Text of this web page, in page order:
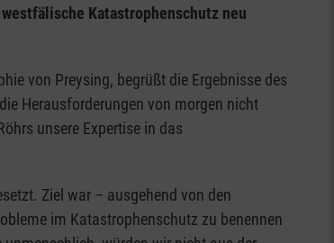
Katastrophenschutz neu
von Preysing, begrüßt die Ergebnisse des
Herausforderungen von morgen nicht
unsere Expertise in das
Ziel war – ausgehend von den
im Katastrophenschutz zu benennen